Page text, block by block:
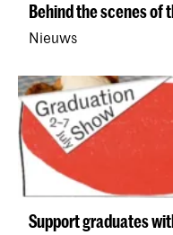
Behind the scenes of
Nieuws
Support graduates